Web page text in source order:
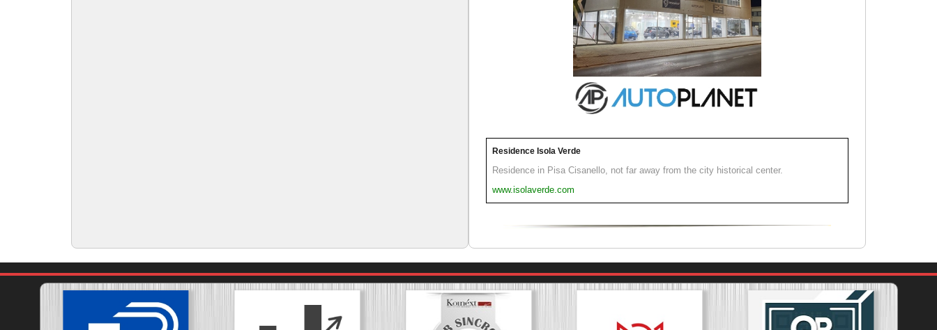
Residence Isola Verde
Residence in Pisa Cisanello, not far away from the city historical center.
www.isolaverde.com